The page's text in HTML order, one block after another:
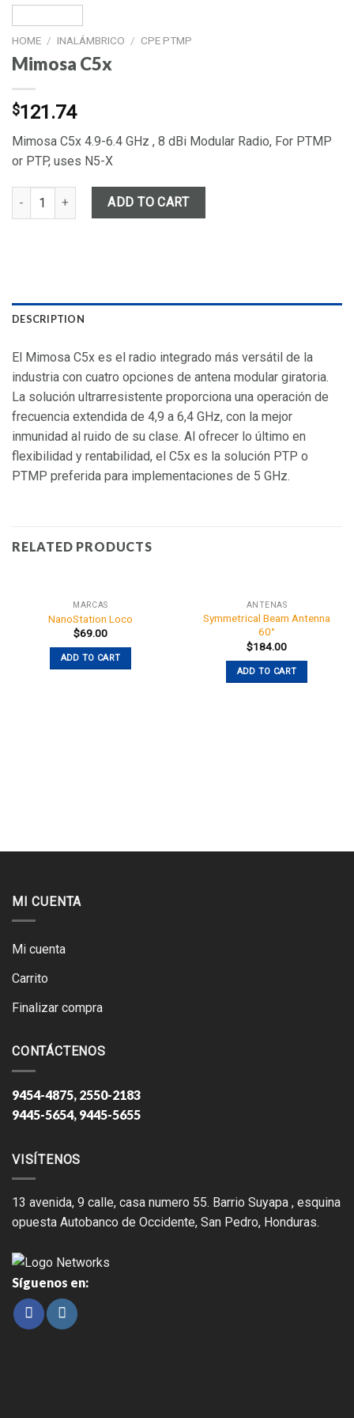
HOME / INALÁMBRICO / CPE PTMP
Mimosa C5x
$121.74
Mimosa C5x 4.9-6.4 GHz , 8 dBi Modular Radio, For PTMP
or PTP, uses N5-X
Mimosa C5x quantityADD TO CART
DESCRIPTION
El Mimosa C5x es el radio integrado más versátil de la
industria con cuatro opciones de antena modular giratoria.
La solución ultrarresistente proporciona una operación de
frecuencia extendida de 4,9 a 6,4 GHz, con la mejor
inmunidad al ruido de su clase. Al ofrecer lo último en
flexibilidad y rentabilidad, el C5x es la solución PTP o
PTMP preferida para implementaciones de 5 GHz.
RELATED PRODUCTS
MARCAS
NanoStation Loco
$69.00
ADD TO CART
ANTENAS
Symmetrical Beam Antenna
60°
$184.00
ADD TO CART
MI CUENTA
Mi cuenta
Carrito
Finalizar compra
CONTÁCTENOS
9454-4875, 2550-2183
9445-5654, 9445-5655
VISÍTENOS
13 avenida, 9 calle, casa numero 55. Barrio Suyapa , esquina
opuesta Autobanco de Occidente, San Pedro, Honduras.
Síguenos en: